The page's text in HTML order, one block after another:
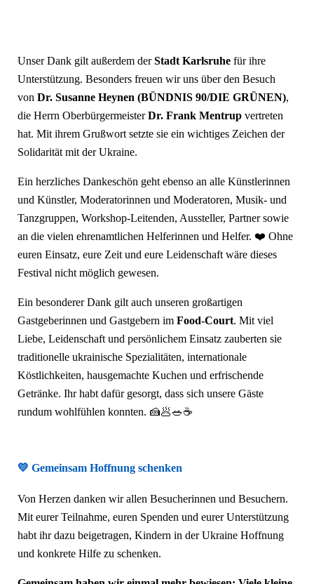
Unser Dank gilt außerdem derStadt Karlsruhe für ihre
Unterstützung. Besonders freuen wir uns über den Besuch
von Dr. Susanne Heynen (BÜNDNIS 90/DIE GRÜNEN),
die Herrn OberbürgermeisterDr. Frank Mentrup vertreten
hat. Mit ihrem Grußwort setzte sie ein wichtiges Zeichen der
Solidarität mit der Ukraine.
Ein herzliches Dankeschön geht ebenso an alle Künstlerinnen
und Künstler, Moderatorinnen und Moderatoren, Musik- und
Tanzgruppen, Workshop-Leitenden, Aussteller, Partner sowie
an die vielen ehrenamtlichen Helferinnen und Helfer. ❤️ Ohne
euren Einsatz, eure Zeit und eure Leidenschaft wäre dieses
Festival nicht möglich gewesen.
Ein besonderer Dank gilt auch unseren großartigen
Gastgeberinnen und Gastgebern im Food-Court. Mit viel
Liebe, Leidenschaft und persönlichem Einsatz zauberten sie
traditionelle ukrainische Spezialitäten, internationale
Köstlichkeiten, hausgemachte Kuchen und erfrischende
Getränke. Ihr habt dafür gesorgt, dass sich unsere Gäste
rundum wohlfühlen konnten. 🍰🥟🥗☕
💛 Gemeinsam Hoffnung schenken
Von Herzen danken wir allen Besucherinnen und Besuchern.
Mit eurer Teilnahme, euren Spenden und eurer Unterstützung
habt ihr dazu beigetragen, Kindern in der Ukraine Hoffnung
und konkrete Hilfe zu schenken.